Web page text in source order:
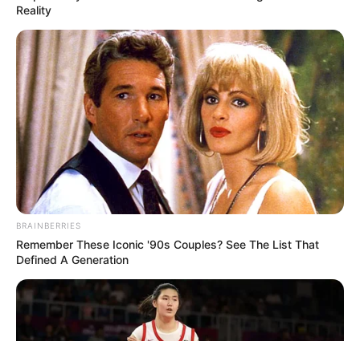
Reality
BRAINBERRIES
Remember These Iconic '90s Couples? See The List That
Defined A Generation